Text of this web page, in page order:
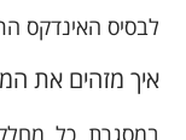
לבסיס האינדקס
איך מזהים את